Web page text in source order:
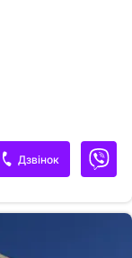
Дзвінок